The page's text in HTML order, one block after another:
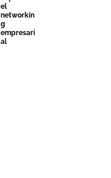
el
networkin
g
empresari
al